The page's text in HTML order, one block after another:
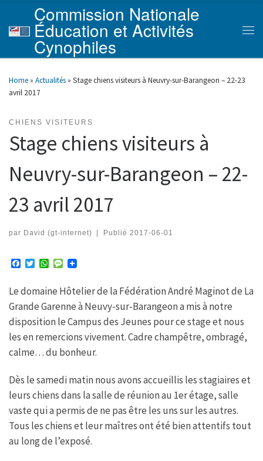
Skip to content
Commission Nationale
Éducation et Activités
Cynophiles
Home » Actualités » Stage chiens visiteurs à Neuvry-sur-Barangeon – 22-23
avril 2017
CHIENS VISITEURS
Stage chiens visiteurs à
Neuvry-sur-Barangeon – 22-
23 avril 2017
par David (gt-internet) Publié 2017-06-01
e
o
o
k
T
t
e
r
W
t
A
p
M
s
g
e
Le domaine Hôtelier de la Fédération André Maginot de La
Grande Garenne à Neuvy-sur-Barangeon a mis à notre
disposition le Campus des Jeunes pour ce stage et nous
les en remercions vivement. Cadre champêtre, ombragé,
calme… du bonheur.
Dès le samedi matin nous avons accueillis les stagiaires et
leurs chiens dans la salle de réunion au 1er étage, salle
vaste qui a permis de ne pas être les uns sur les autres.
Tous les chiens et leur maîtres ont été bien attentifs tout
au long de l’exposé.